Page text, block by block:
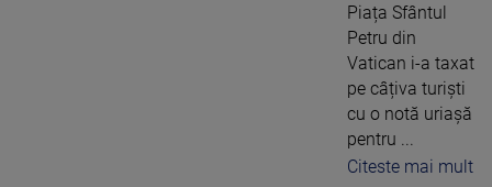
Piața Sfântul
Petru din
Vatican i-a taxat
pe câțiva turiști
cu o notă uriașă
pentru ...
Citeste mai mult